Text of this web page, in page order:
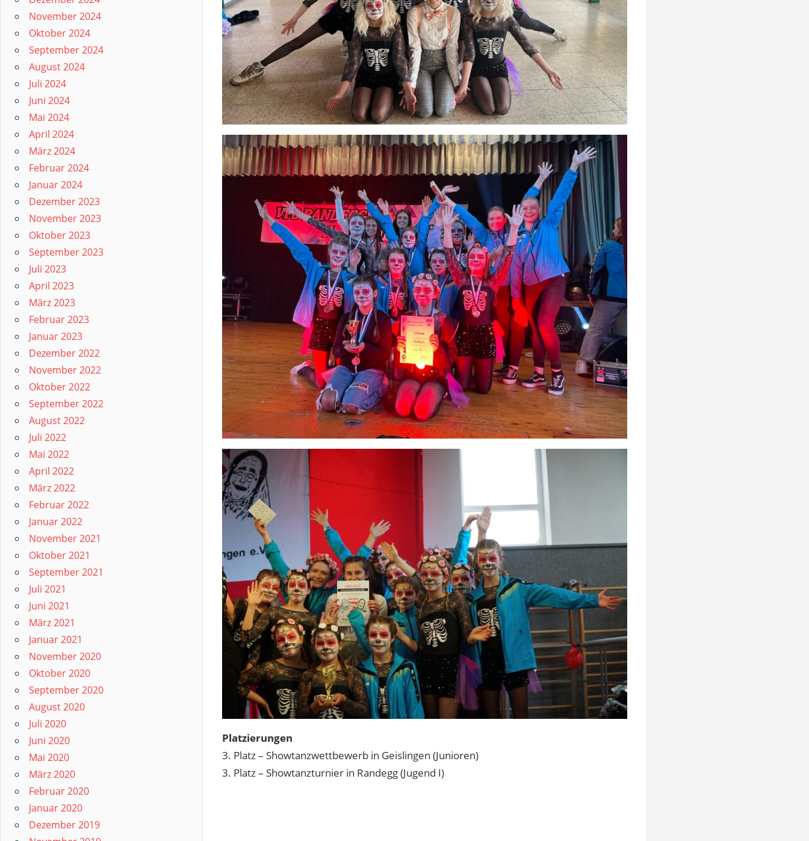
Platzierungen
3. Platz – Showtanzwettbewerb in Geislingen (Junioren)
3. Platz – Showtanzturnier in Randegg (Jugend I)
November 2024
Oktober 2024
September 2024
August 2024
Juli 2024
Juni 2024
Mai 2024
April 2024
März 2024
Februar 2024
Januar 2024
Dezember 2023
November 2023
Oktober 2023
September 2023
Juli 2023
April 2023
März 2023
Februar 2023
Januar 2023
Dezember 2022
November 2022
Oktober 2022
September 2022
August 2022
Juli 2022
Mai 2022
April 2022
März 2022
Februar 2022
Januar 2022
November 2021
Oktober 2021
September 2021
Juli 2021
Juni 2021
März 2021
Januar 2021
November 2020
Oktober 2020
September 2020
August 2020
Juli 2020
Juni 2020
Mai 2020
März 2020
Februar 2020
Januar 2020
Dezember 2019